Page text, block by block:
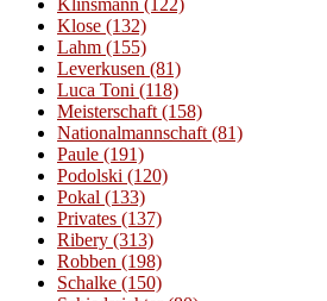
Klinsmann (122)
Klose (132)
Lahm (155)
Leverkusen (81)
Luca Toni (118)
Meisterschaft(158)
Nationalmannschaft(81)
Paule (191)
Podolski (120)
Pokal (133)
Privates (137)
Ribery (313)
Robben (198)
Schalke (150)